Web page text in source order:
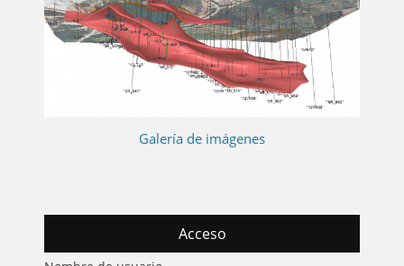
Galería de imágenes
Acceso